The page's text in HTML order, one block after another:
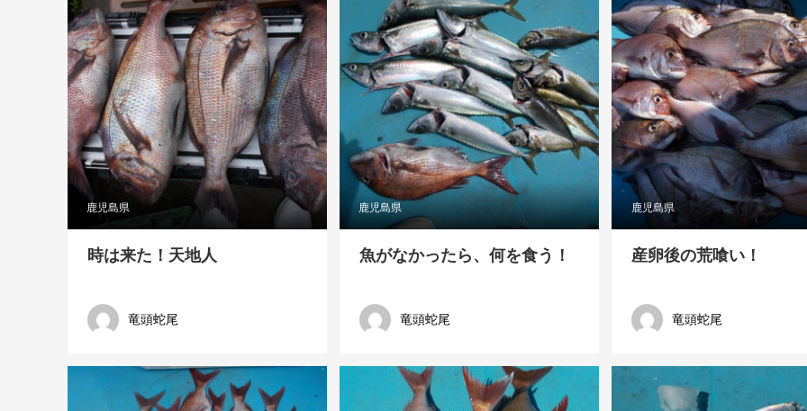
鹿児島県
時は来た！天地人
竜頭蛇尾
鹿児島県
魚がなかったら、何を食う！
竜頭蛇尾
鹿児島県
産卵後の荒喰い！
竜頭蛇尾